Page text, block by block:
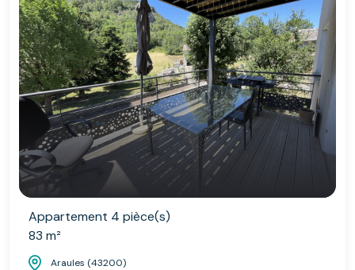
Appartement 4 pièce(s)
83 m²
Araules (43200)